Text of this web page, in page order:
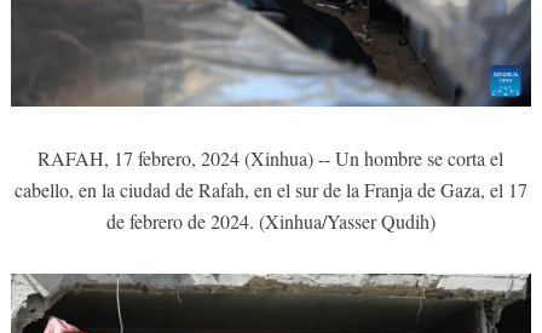
RAFAH, 17 febrero, 2024 (Xinhua) -- Un hombre se corta el
cabello, en la ciudad de Rafah, en el sur de la Franja de Gaza, el 17
de febrero de 2024. (Xinhua/Yasser Qudih)